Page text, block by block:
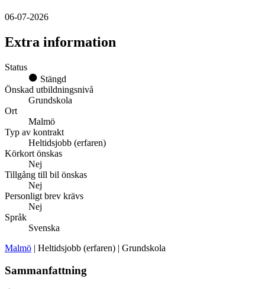
06-07-2026
Extra information
Status
Stängd
Önskad utbildningsnivå
Grundskola
Ort
Malmö
Typ av kontrakt
Heltidsjobb (erfaren)
Körkort önskas
Nej
Tillgång till bil önskas
Nej
Personligt brev krävs
Nej
Språk
Svenska
Malmö | Heltidsjobb (erfaren) | Grundskola
Sammanfattning